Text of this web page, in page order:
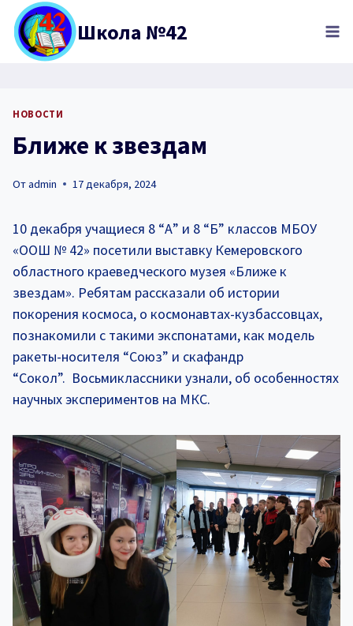
Перейти
содержимому
Школа №42
НОВОСТИ
Ближе к звездам
Отadmin 17 декабря, 2024
10 декабря учащиеся 8 “А” и 8 “Б” классов МБОУ
«ООШ № 42» посетили выставку Кемеровского
областного краеведческого музея «Ближе к
звездам». Ребятам рассказали об истории
покорения космоса, о космонавтах-кузбассовцах,
познакомили с такими экспонатами, как модель
ракеты-носителя “Союз” и скафандр
“Сокол”. Восьмиклассники узнали, об особенностях
научных экспериментов на МКС.